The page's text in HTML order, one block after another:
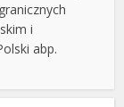
i
abp.